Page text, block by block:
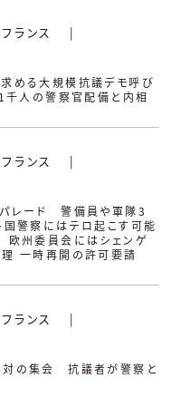
フランス
|
める大規模抗議デモ呼び
人の警察官配備と内相
フランス
|
レード 警備員や軍隊3
警察にはテロ起こす可能
州委員会にはシェンゲ
一時再開の許可要請
フランス
|
の集会 抗議者が警察と